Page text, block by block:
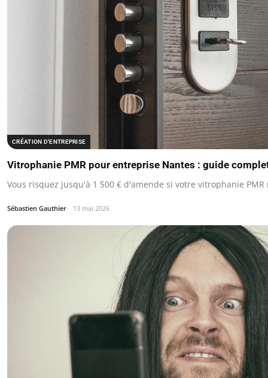
CRÉATION D'ENTREPRISE
Vitrophanie PMR pour entreprise Nantes : guide
Vous risquez jusqu'à 1 500 € d'amende si votre vitrophanie
Sébastien Gauthier 13 mai 2026